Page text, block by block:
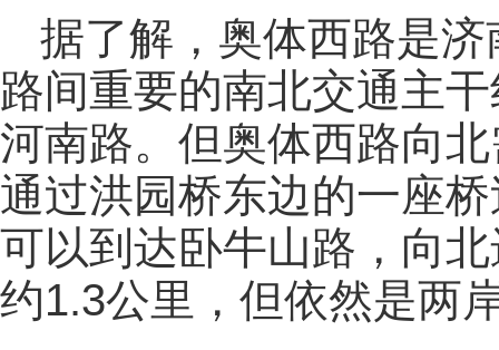
据了解，奥体西路是
路间重要的南北交通主
河南路。但奥体西路向
通过洪园桥东边的一座
可以到达卧牛山路，向
约1.3公里，但依然是两